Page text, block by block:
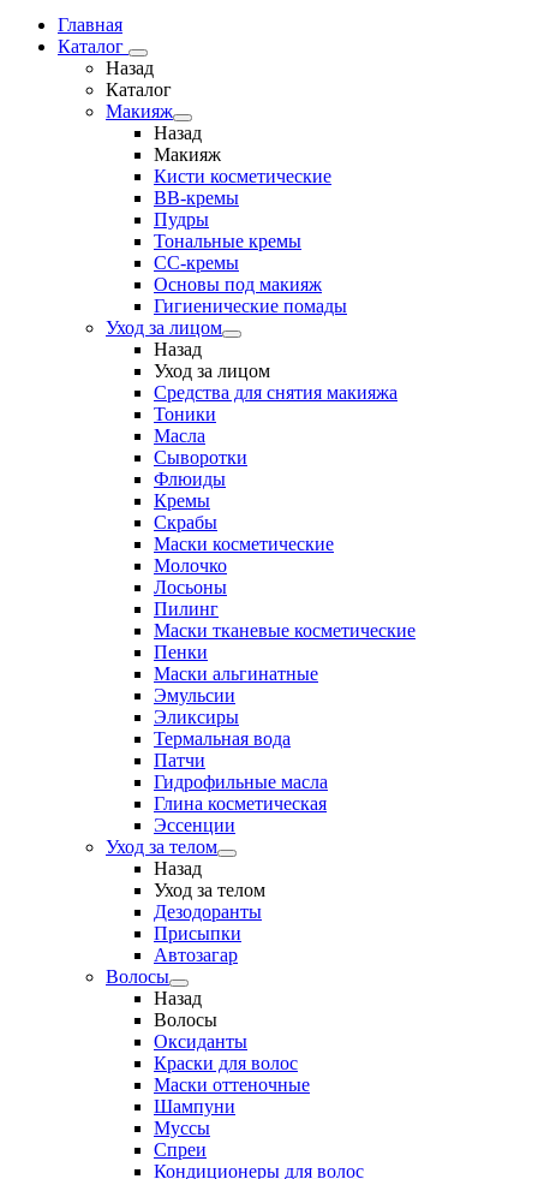
Главная
Каталог
Назад
Каталог
Макияж
Назад
Макияж
Кисти косметические
BB-кремы
Пудры
Тональные кремы
CC-кремы
Основы под макияж
Гигиенические помады
Уход за лицом
Назад
Уход за лицом
Средства для снятия макияжа
Тоники
Масла
Сыворотки
Флюиды
Кремы
Скрабы
Маски косметические
Молочко
Лосьоны
Пилинг
Маски тканевые косметические
Пенки
Маски альгинатные
Эмульсии
Эликсиры
Термальная вода
Патчи
Гидрофильные масла
Глина косметическая
Эссенции
Уход за телом
Назад
Уход за телом
Дезодоранты
Присыпки
Автозагар
Волосы
Назад
Волосы
Оксиданты
Краски для волос
Маски оттеночные
Шампуни
Муссы
Спреи
Кондиционеры для волос